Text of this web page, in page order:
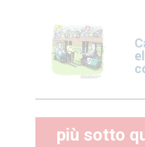
più sotto